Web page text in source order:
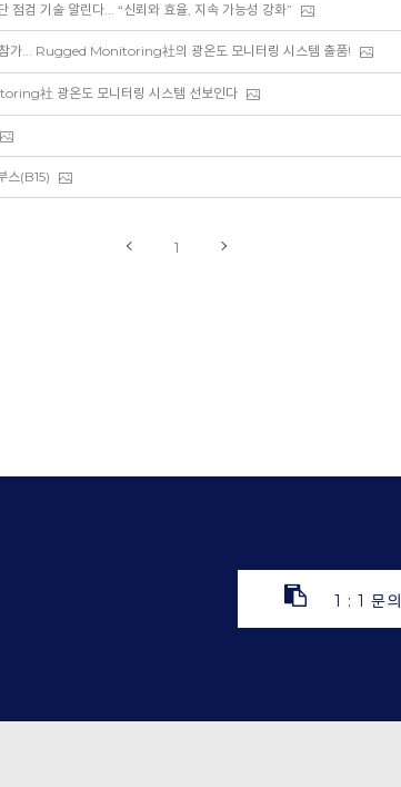
점검 기술 알린다... “신뢰와 효율, 지속 가능성 강화”
가... Rugged Monitoring社의 광온도 모니터링 시스템 출품!
社 광온도 모니터링 시스템 선보인다
스(B15)
1
1 : 1 문의